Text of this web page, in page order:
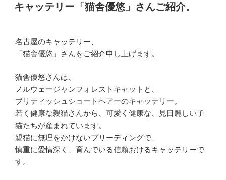
稿
日:
キャッテリー「猫舎優悠」さんご紹介。
名古屋のキャッテリー、
「猫舎優悠」さんをご紹介申し上げます。
猫舎優悠さんは、
ノルウェージャンフォレストキャットと、
ブリティッシュショートヘアーのキャッテリー。
若く健康な親猫さんから、可愛く健康な、見目麗しい子
猫たちが産まれています。
親猫に無理をかけないブリーディングで、
慎重に愛情深く、育んでいる信頼おけるキャッテリーで
す。